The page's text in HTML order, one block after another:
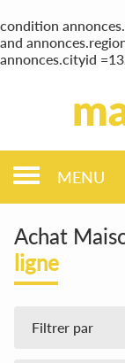
condition
and
annonces.cityid
MENU
Achat
ligne